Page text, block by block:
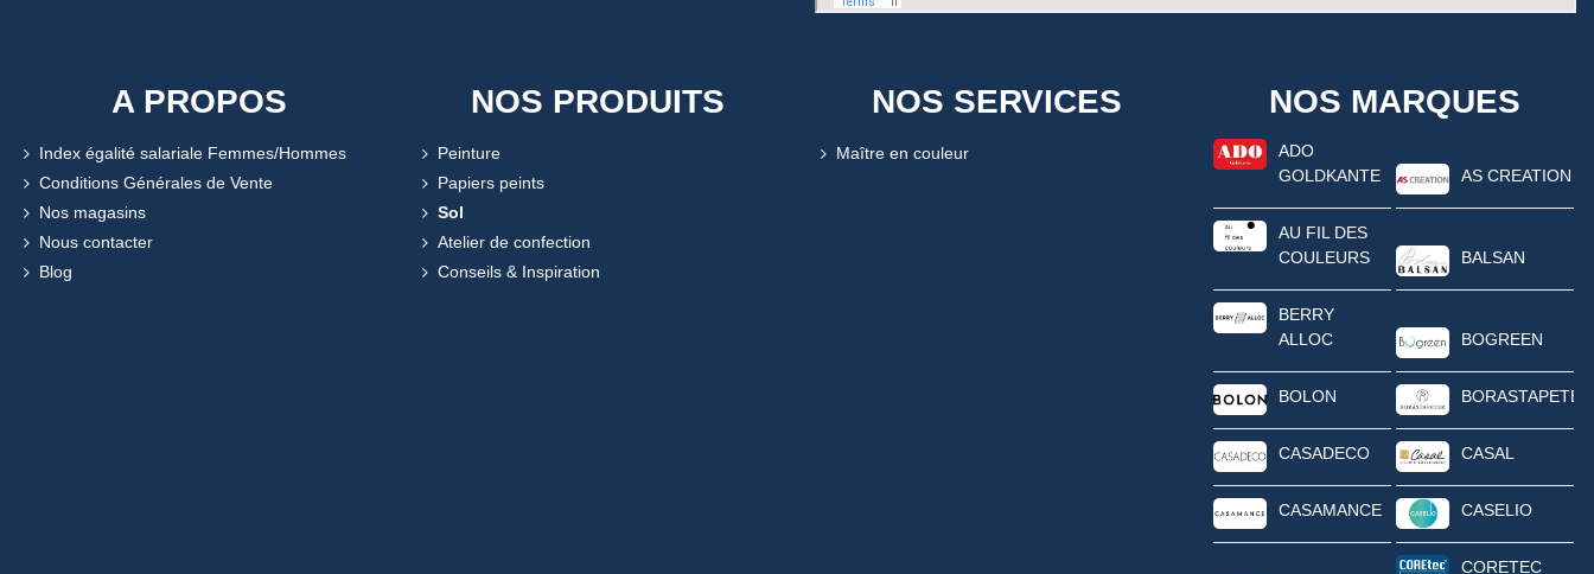
A PROPOS
Index égalité salariale Femmes/Hommes
Conditions Générales de Vente
Nos magasins
Nous contacter
Blog
NOS PRODUITS
Peinture
Papiers peints
Sol
Atelier de confection
Conseils & Inspiration
NOS SERVICES
Maître en couleur
NOS MARQUES
ADO
GOLDKANTE
AS CREATION
AU FIL DES
COULEURS
BALSAN
BERRY
ALLOC
BOGREEN
BOLON BORASTAPETER
CASADECO CASAL
CASAMANCE CASELIO
CORETEC